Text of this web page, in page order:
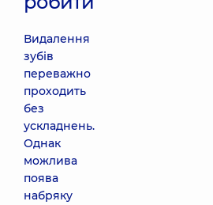
Видалення
зубів
переважно
проходить
без
ускладнень.
Однак
можлива
поява
набряку